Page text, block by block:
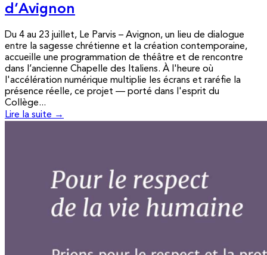
d’Avignon
Du 4 au 23 juillet, Le Parvis – Avignon, un lieu de dialogue
entre la sagesse chrétienne et la création contemporaine,
accueille une programmation de théâtre et de rencontre
dans l’ancienne Chapelle des Italiens. À l'heure où
l'accélération numérique multiplie les écrans et raréfie la
présence réelle, ce projet — porté dans l'esprit du
Collège...
Lire la suite →